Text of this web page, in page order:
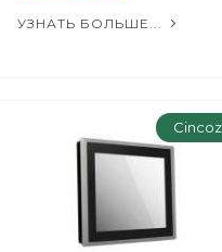
УЗНАТЬ БОЛЬШЕ...